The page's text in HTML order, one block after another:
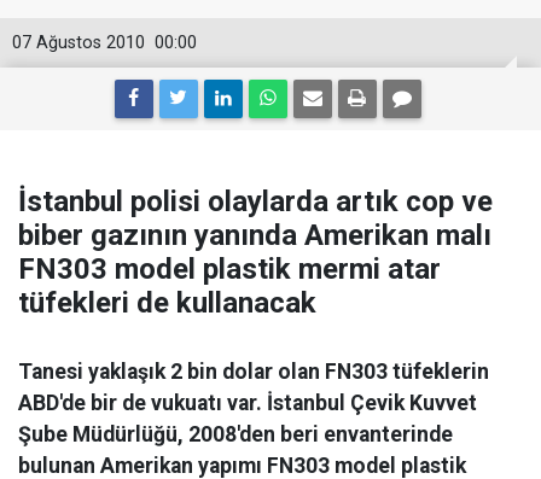
00:00
07 Ağustos 2010
İstanbul polisi olaylarda artık cop ve
biber gazının yanında Amerikan malı
FN303 model plastik mermi atar
tüfekleri de kullanacak
Tanesi yaklaşık 2 bin dolar olan FN303 tüfeklerin
ABD'de bir de vukuatı var. İstanbul Çevik Kuvvet
Şube Müdürlüğü, 2008'den beri envanterinde
bulunan Amerikan yapımı FN303 model plastik